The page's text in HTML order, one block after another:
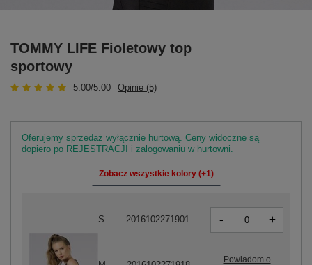
TOMMY LIFE Fioletowy top
sportowy
5.00/5.00 Opinie (5)
Oferujemy sprzedaż wyłącznie hurtową. Ceny widoczne są
dopiero po REJESTRACJI i zalogowaniu w hurtowni.
Zobacz wszystkie kolory (+1)
S 2016102271901 - +
Powiadom o